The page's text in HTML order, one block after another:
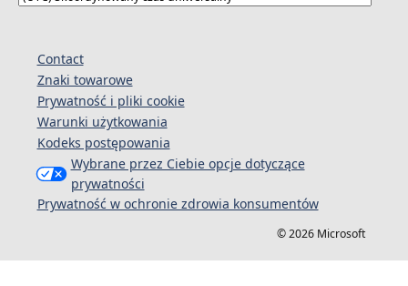
Contact
Znaki towarowe
Prywatność i pliki cookie
Warunki użytkowania
Kodeks postępowania
Wybrane przez Ciebie opcje dotyczące
prywatności
Prywatność w ochronie zdrowia konsumentów
© 2026 Microsoft